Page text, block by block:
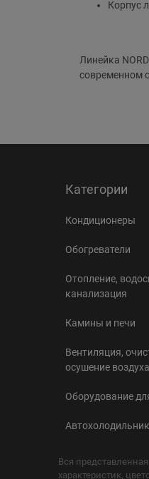
Корпус
Линейка
современном
Категории
Кондиционеры
Обогреватели
Отопление,
канализация
Камины и печи
Вентиляция,
осушение воздуха
Оборудование
Вся
характеристик,